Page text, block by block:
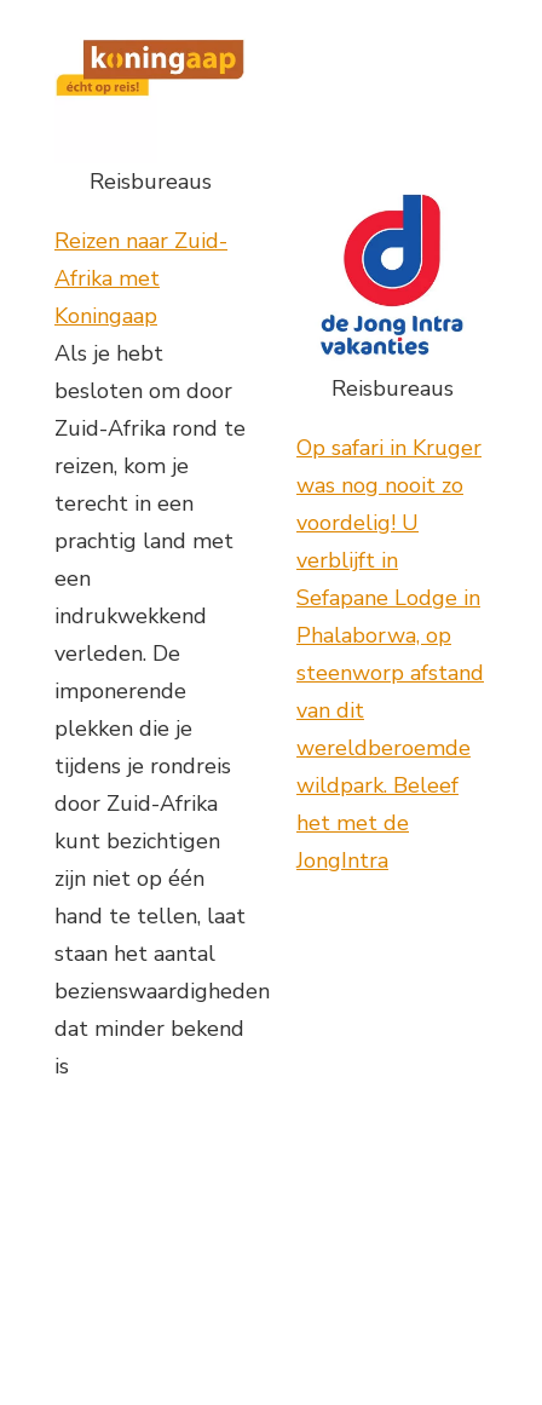
Reisbureaus
Reizen naar Zuid-
Afrika met
Koningaap
Als je hebt
besloten om door
Zuid-Afrika rond te
reizen, kom je
terecht in een
prachtig land met
een
indrukwekkend
verleden. De
imponerende
plekken die je
tijdens je rondreis
door Zuid-Afrika
kunt bezichtigen
zijn niet op één
hand te tellen, laat
staan het aantal
bezienswaardigheden
dat minder bekend
is
Reisbureaus
Op safari in Kruger
was nog nooit zo
voordelig! U
verblijft in
Sefapane Lodge in
Phalaborwa, op
steenworp afstand
van dit
wereldberoemde
wildpark. Beleef
het met de
JongIntra